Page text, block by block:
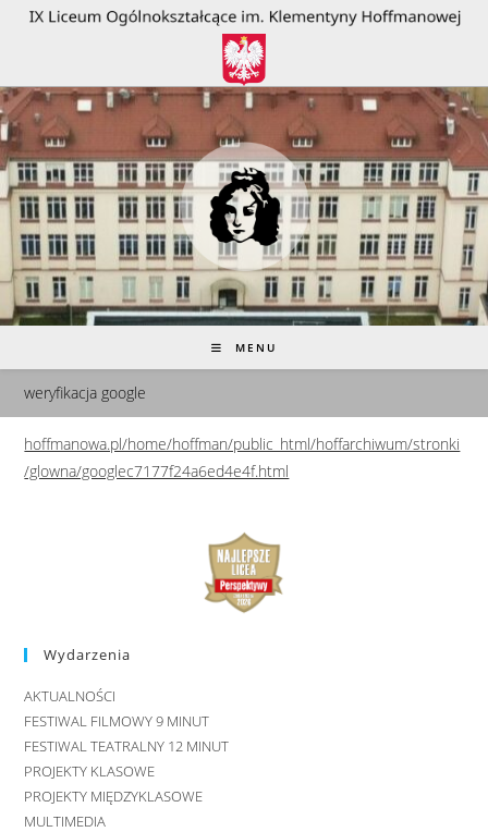
treści
MENU
weryfikacja google
hoffmanowa.pl/home/hoffman/public_html/hoffarchiwum/stronki
/glowna/googlec7177f24a6ed4e4f.html
Wydarzenia
AKTUALNOŚCI
FESTIWAL FILMOWY 9 MINUT
FESTIWAL TEATRALNY 12 MINUT
PROJEKTY KLASOWE
PROJEKTY MIĘDZYKLASOWE
MULTIMEDIA